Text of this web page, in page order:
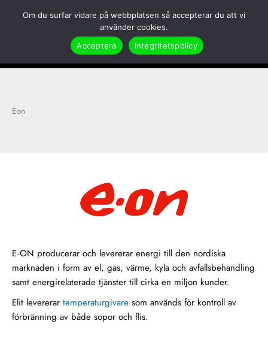
Search
Applikationer Elits kundcase Eon
Eon
E·ON producerar och levererar energi till den nordiska
marknaden i form av el, gas, värme, kyla och avfallsbehandling
samt energirelaterade tjänster till cirka en miljon kunder.
Elit levererar temperaturgivare som används för kontroll av
förbränning av både sopor och flis.
Om du surfar vidare på webbplatsen så accepterar du att vi
använder cookies.
Acceptera
Integritetspolicy